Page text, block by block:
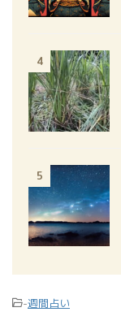
4
5
-週間占い